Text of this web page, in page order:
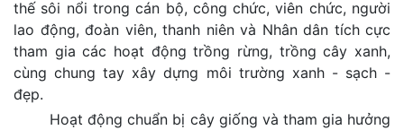
thế sôi nổi trong cán bộ, công chức, viên chức, người
lao động, đoàn viên, thanh niên và Nhân dân tích cực
tham gia các hoạt động trồng rừng, trồng cây xanh,
cùng chung tay xây dựng môi trường xanh - sạch -
đẹp.
Hoạt động chuẩn bị cây giống và tham gia hưởng